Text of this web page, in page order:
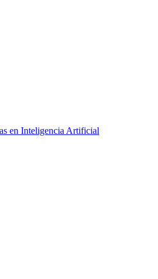
en Inteligencia Artificial